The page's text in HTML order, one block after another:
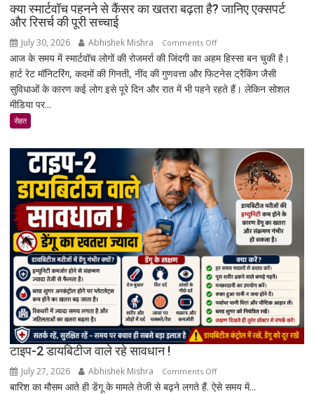
क्या स्मार्टवॉच पहनने से कैंसर का खतरा बढ़ता है? जानिए एक्सपर्ट
और रिसर्च की पूरी सच्चाई
July 30, 2026 Abhishek Mishra Comments Offon
क्या
स्मार्टवॉच
पहनने
खतरा
एक्सपर्ट
और
रिसर्च
की
पूरी
सच्चाई
आज के समय में स्मार्टवॉच लोगों की रोजमर्रा की जिंदगी का अहम हिस्सा बन चुकी है।
हार्ट रेट मॉनिटरिंग, कदमों की गिनती, नींद की गुणवत्ता और फिटनेस ट्रैकिंग जैसी
सुविधाओं के कारण कई लोग इसे पूरे दिन और रात में भी पहने रहते हैं। लेकिन सोशल
मीडिया पर...
सेहत
टाइप-2 डायबिटीज वाले रहे सावधान !
July 27, 2026 Abhishek Mishra Comments Offon
टाइप-2
बारिश का मौसम आते ही डेंगू के मामले तेजी से बढ़ने लगते हैं. ऐसे समय में...